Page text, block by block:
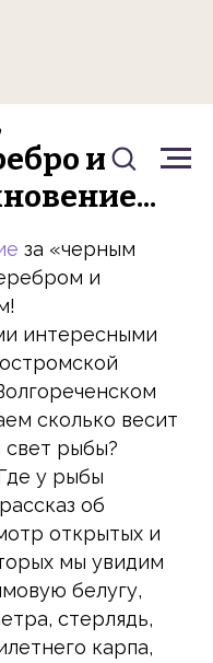
и
за «черным
и
интересными
сколько весит
свет рыбы?
у рыбы
об
открытых и
мы увидим
белугу,
стерлядь,
карпа,